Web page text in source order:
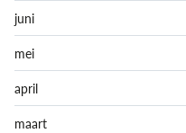
juni
mei
april
maart